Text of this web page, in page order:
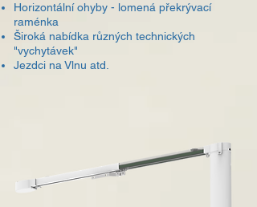
Horizontální ohyby - lomená překrývací
raménka
Široká nabídka různých technických
"vychytávek"
Jezdci na Vlnu atd.